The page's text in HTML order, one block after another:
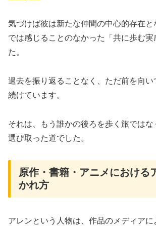
気づけば彼は新たな仲間の中心的存在と
では感じることのなかった「共に歩む実
た。
過去を振り返ることなく、ただ前を向い
続けています。
それは、もう誰かの後ろを歩く旅では
選び取った道でした。
原作・書籍・アニメにおける
かれ方
アレンという人物は、作品のメディア